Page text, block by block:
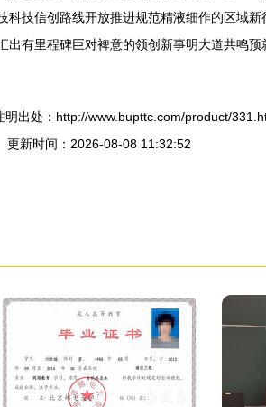
科技信创路线开放推进规范精液细作的区
有里程碑巨对裨意的领创新事明大道共鸣
明出处：http://www.bupttc.com/product/
更新时间：2026-08-08 11:32:52